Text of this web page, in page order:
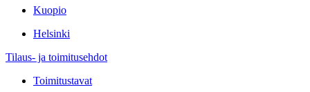
Kuopio
Helsinki
Tilaus- ja toimitusehdot
Toimitustavat